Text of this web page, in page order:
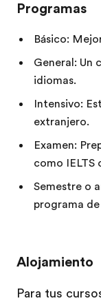
Programas
Básico:
General: Un
idiomas.
Intensivo:
extranjero.
Examen:
como IELTS
Semestre o
programa
Alojamiento
Para tus